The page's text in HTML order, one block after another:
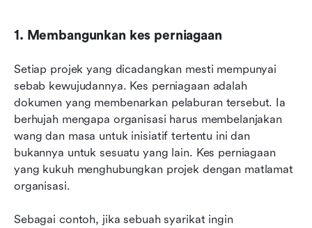
1. Membangunkan kes perniagaan
Setiap projek yang dicadangkan mesti mempunyai
sebab kewujudannya. Kes perniagaan adalah
dokumen yang membenarkan pelaburan tersebut. Ia
berhujah mengapa organisasi harus membelanjakan
wang dan masa untuk inisiatif tertentu ini dan
bukannya untuk sesuatu yang lain. Kes perniagaan
yang kukuh menghubungkan projek dengan matlamat
organisasi.
Sebagai contoh, jika sebuah syarikat ingin